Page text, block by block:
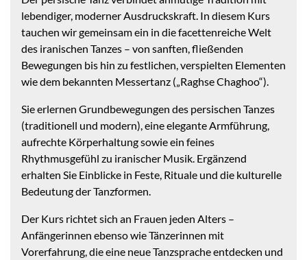
lebendiger, moderner Ausdruckskraft. In diesem Kurs
tauchen wir gemeinsam ein in die facettenreiche Welt
des iranischen Tanzes – von sanften, fließenden
Bewegungen bis hin zu festlichen, verspielten Elementen
wie dem bekannten Messertanz („Raghse Chaghoo“).
Sie erlernen Grundbewegungen des persischen Tanzes
(traditionell und modern), eine elegante Armführung,
aufrechte Körperhaltung sowie ein feines
Rhythmusgefühl zu iranischer Musik. Ergänzend
erhalten Sie Einblicke in Feste, Rituale und die kulturelle
Bedeutung der Tanzformen.
Der Kurs richtet sich an Frauen jeden Alters –
Anfängerinnen ebenso wie Tänzerinnen mit
Vorerfahrung, die eine neue Tanzsprache entdecken und